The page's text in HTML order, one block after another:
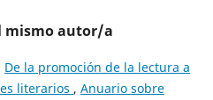
mismo autor/a
De la promoción de la lectura a
literarios , Anuario sobre